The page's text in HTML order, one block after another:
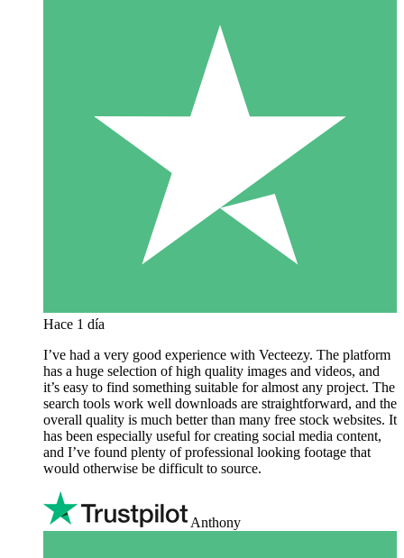
Hace 1 día
I’ve had a very good experience with Vecteezy. The platform
has a huge selection of high quality images and videos, and
it’s easy to find something suitable for almost any project. The
search tools work well downloads are straightforward, and the
overall quality is much better than many free stock websites. It
has been especially useful for creating social media content,
and I’ve found plenty of professional looking footage that
would otherwise be difficult to source.
Anthony